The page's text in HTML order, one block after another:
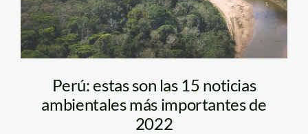
Perú: estas son las 15 noticias
ambientales más importantes de
2022